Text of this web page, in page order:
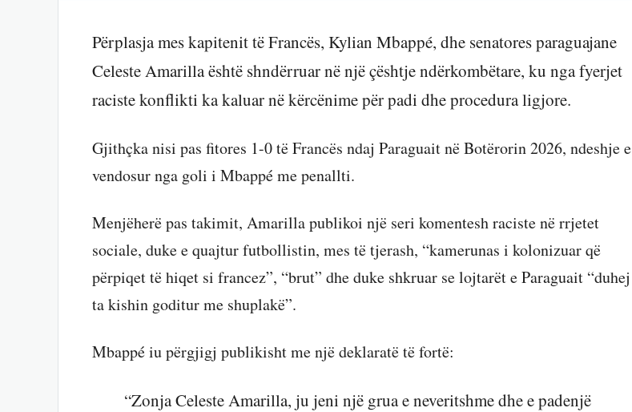
Përplasja mes kapitenit të Francës, Kylian Mbappé, dhe senatores paraguajane
Celeste Amarilla është shndërruar në një çështje ndërkombëtare, ku nga fyerjet
raciste konflikti ka kaluar në kërcënime për padi dhe procedura ligjore.
Gjithçka nisi pas fitores 1-0 të Francës ndaj Paraguait në Botërorin 2026, ndeshje e
vendosur nga goli i Mbappé me penallti.
Menjëherë pas takimit, Amarilla publikoi një seri komentesh raciste në rrjetet
sociale, duke e quajtur futbollistin, mes të tjerash, “kamerunas i kolonizuar që
përpiqet të hiqet si francez”, “brut” dhe duke shkruar se lojtarët e Paraguait “duhej
ta kishin goditur me shuplakë”.
Mbappé iu përgjigj publikisht me një deklaratë të fortë:
“Zonja Celeste Amarilla, ju jeni një grua e neveritshme dhe e padenjë